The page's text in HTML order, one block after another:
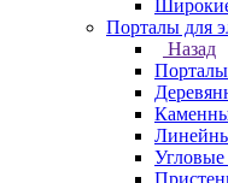
Порталы для
Назад
Порталы